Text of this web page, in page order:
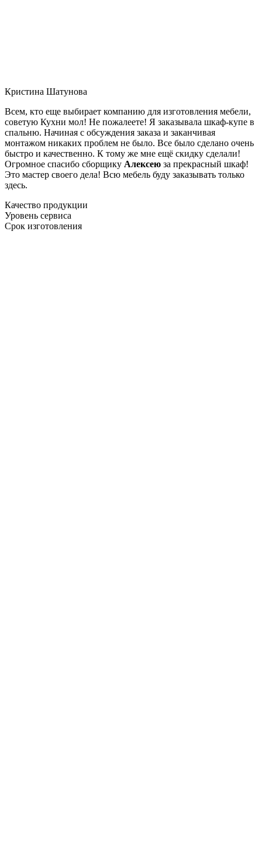
Кристина Шатунова
Всем, кто еще выбирает компанию для изготовления мебели,
советую Кухни мол! Не пожалеете! Я заказывала шкаф-купе в
спальню. Начиная с обсуждения заказа и заканчивая
монтажом никаких проблем не было. Все было сделано очень
быстро и качественно. К тому же мне ещё скидку сделали!
Огромное спасибо сборщику Алексею за прекрасный шкаф!
Это мастер своего дела! Всю мебель буду заказывать только
здесь.
Качество продукции
Уровень сервиса
Срок изготовления